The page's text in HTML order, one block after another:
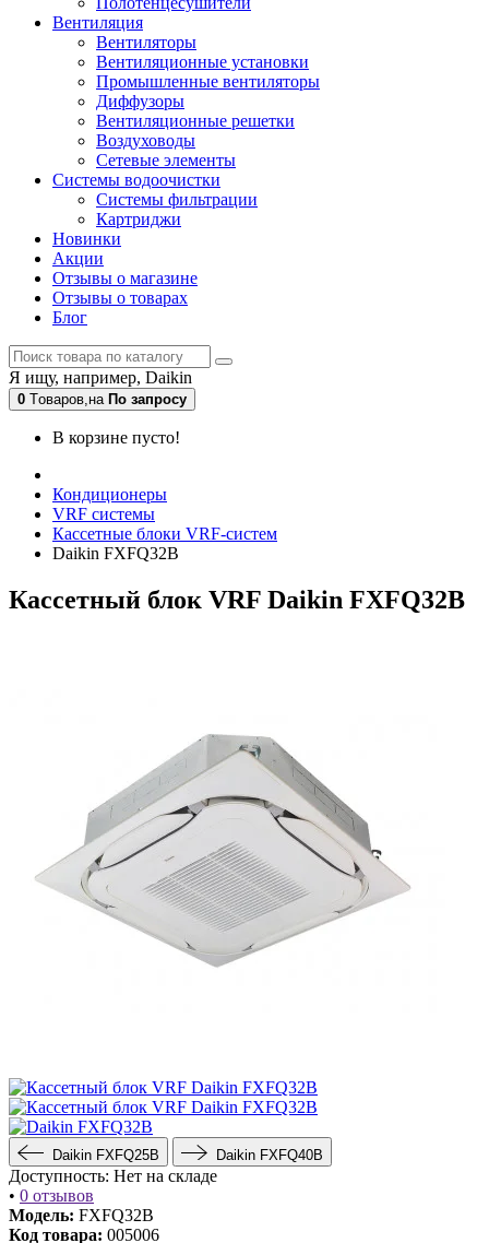
Вентиляция
Вентиляторы
Вентиляционные установки
Промышленные вентиляторы
Диффузоры
Вентиляционные решетки
Воздуховоды
Сетевые элементы
Системы водоочистки
Системы фильтрации
Картриджи
Новинки
Акции
Отзывы о магазине
Отзывы о товарах
Блог
Я ищу, например, Daikin
0 Tоваров,на По запросу
В корзине пусто!
Кондиционеры
VRF системы
Кассетные блоки VRF-систем
Daikin FXFQ32B
Кассетный блок VRF Daikin FXFQ32B
Daikin FXFQ25B Daikin FXFQ40B
Доступность: Нет на складе
• 0 отзывов
Модель: FXFQ32B
Код товара: 005006